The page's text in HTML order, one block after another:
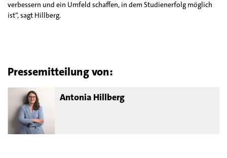
verbessern und ein Umfeld schaffen, in dem Studienerfolg möglich
ist“, sagt Hillberg.
Pressemitteilung von:
Antonia Hillberg